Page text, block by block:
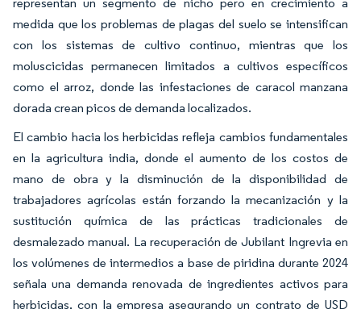
medida que los problemas de plagas del suelo se intensifican
con los sistemas de cultivo continuo, mientras que los
moluscicidas permanecen limitados a cultivos específicos
como el arroz, donde las infestaciones de caracol manzana
dorada crean picos de demanda localizados.
El cambio hacia los herbicidas refleja cambios fundamentales
en la agricultura india, donde el aumento de los costos de
mano de obra y la disminución de la disponibilidad de
trabajadores agrícolas están forzando la mecanización y la
sustitución química de las prácticas tradicionales de
desmalezado manual. La recuperación de Jubilant Ingrevia en
los volúmenes de intermedios a base de piridina durante 2024
señala una demanda renovada de ingredientes activos para
herbicidas, con la empresa asegurando un contrato de USD